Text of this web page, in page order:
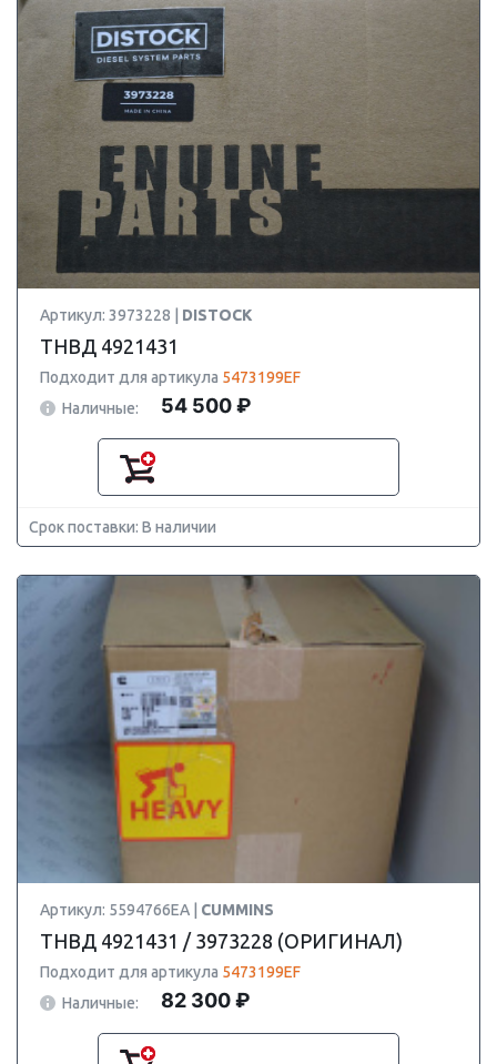
Артикул: 3973228 | DISTOCK
ТНВД 4921431
Подходит для артикула 5473199EF
Наличные:
54 500 ₽
Срок поставки: В наличии
Артикул: 5594766EA | CUMMINS
ТНВД 4921431 / 3973228 (ОРИГИНАЛ)
Подходит для артикула 5473199EF
Наличные:
82 300 ₽